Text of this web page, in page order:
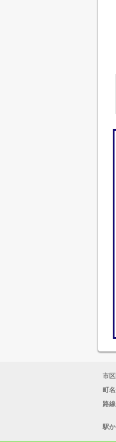
市
町
路
駅